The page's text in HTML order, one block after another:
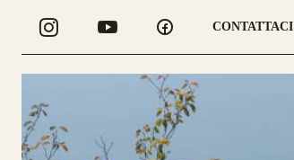
CONTATTACI